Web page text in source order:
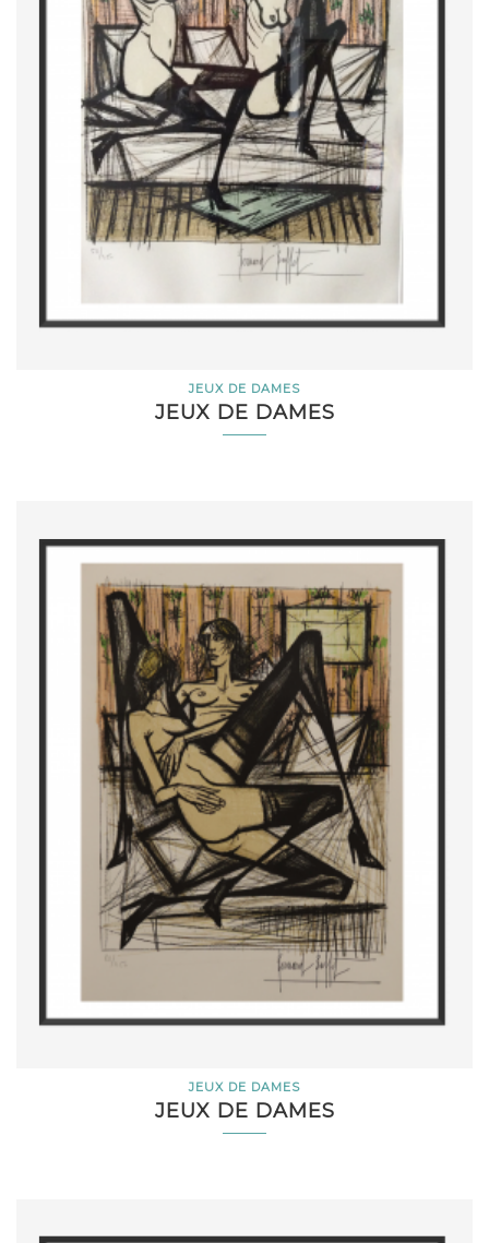
JEUX DE DAMES
JEUX DE DAMES
JEUX DE DAMES
JEUX DE DAMES